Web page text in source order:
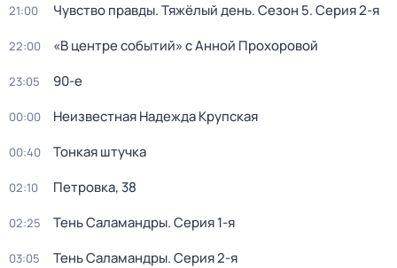
21:00 Чувство правды. Тяжёлый день. Сезон 5. Серия 2-я
22:00 «В центре событий» с Анной Прохоровой
23:05 90-е
00:00 Неизвестная Надежда Крупская
00:40 Тонкая штучка
02:10 Петровка, 38
02:25 Тень Саламандры. Серия 1-я
03:05 Тень Саламандры. Серия 2-я